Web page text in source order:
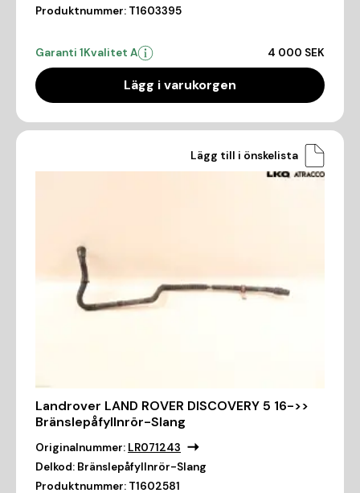
Produktnummer: T1603395
Garanti 1Kvalitet A 4 000 SEK
Lägg i varukorgen
Lägg till i önskelista
Landrover LAND ROVER DISCOVERY 5 16->>
Bränslepåfyllnrör-Slang
Originalnummer: LR071243
Delkod: Bränslepåfyllnrör-Slang
Produktnummer: T1602581